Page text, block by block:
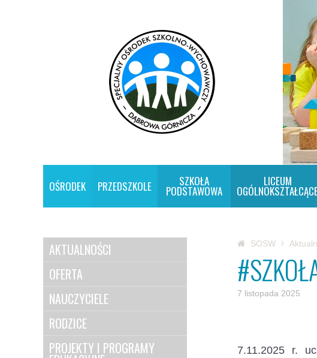
OŚRODEK PRZEDSZKOLE SZKOŁA
PODSTAWOWA
LICEUM
AKTUALNOŚCI
OFERTA
NAUCZYCIELE
RODZICE
PROJEKTY I PROGRAMY
SOSW
7 listopada 2025
7.11.2025 r.